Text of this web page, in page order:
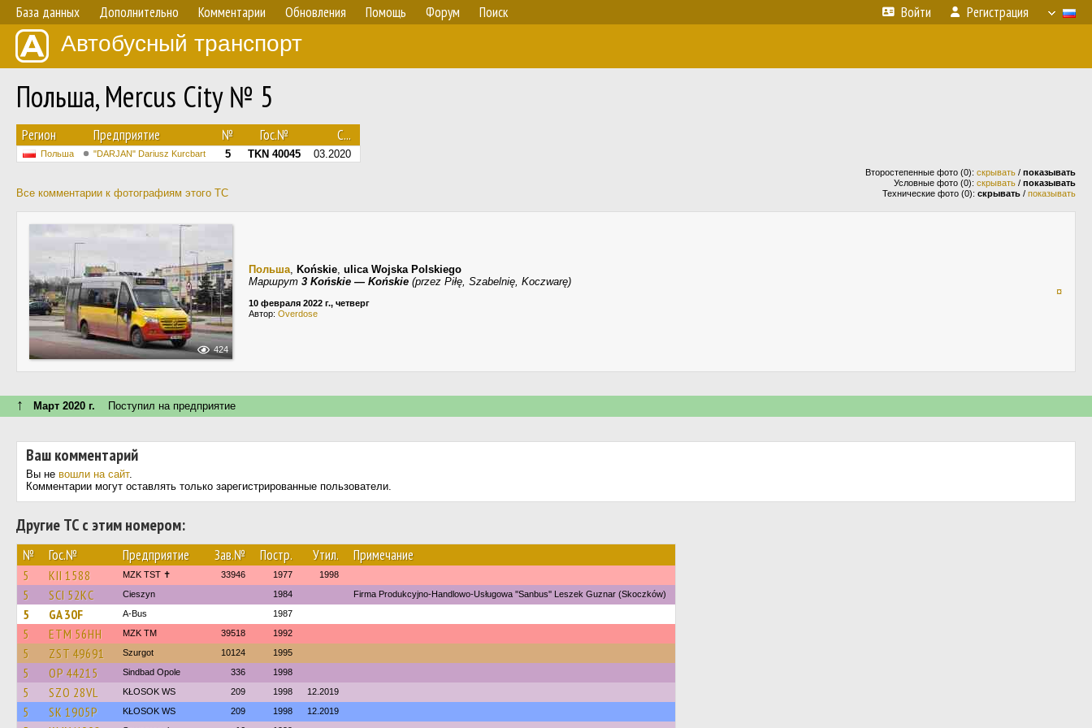
База данных Дополнительно Комментарии Обновления Помощь Форум Поиск Войти Регистрация
Автобусный транспорт
Польша, Mercus City № 5
Регион Предприятие № Гос.№ С...
Польша "DARJAN" Dariusz Kurcbart 5 TKN 40045 03.2020
Все комментарии к фотографиям этого ТС
Второстепенные фото (0): скрывать / показывать
Условные фото (0): скрывать / показывать
Технические фото (0): скрывать / показывать
424
Польша, Końskie, ulica Wojska Polskiego
Маршрут 3 Końskie — Końskie (przez Piłę, Szabelnię, Koczwarę)
10 февраля 2022 г., четверг
Автор: Overdose
¤
↑ Март 2020 г. Поступил на предприятие
Ваш комментарий
Вы не вошли на сайт.
Комментарии могут оставлять только зарегистрированные пользователи.
Другие ТС с этим номером:
№ Гос.№ Предприятие Зав.№ Постр. Утил. Примечание
5 KII 1588 MZK TST ✝ 33946 1977 1998
5 SCI 52KC Cieszyn 1984 Firma Produkcyjno-Handlowo-Usługowa ''Sanbus'' Leszek Guznar (Skoczków)
5 GA 30F A-Bus 1987
5 ETM 56HH MZK TM 39518 1992
5 ZST 49691 Szurgot 10124 1995
5 OP 44215 Sindbad Opole 336 1998
5 SZO 28VL KŁOSOK WS 209 1998 12.2019
5 SK 1905P KŁOSOK WS 209 1998 12.2019